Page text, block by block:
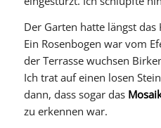
Der Garten hatte längst
Ein Rosenbogen war vom
der Terrasse wuchsen
Ich trat auf einen losen
dann, dass sogar das
zu erkennen war.